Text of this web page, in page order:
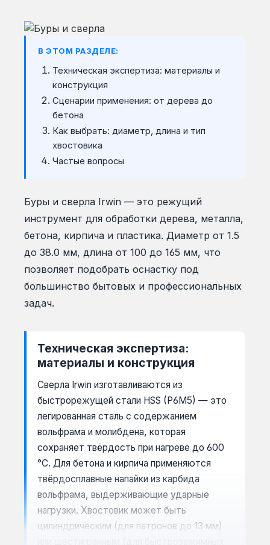
В ЭТОМ РАЗДЕЛЕ:
Техническая экспертиза: материалы и
конструкция
Сценарии применения: от дерева до
бетона
Как выбрать: диаметр, длина и тип
хвостовика
Частые вопросы
Буры и сверла Irwin — это режущий
инструмент для обработки дерева, металла,
бетона, кирпича и пластика. Диаметр от 1.5
до 38.0 мм, длина от 100 до 165 мм, что
позволяет подобрать оснастку под
большинство бытовых и профессиональных
задач.
Техническая экспертиза:
материалы и конструкция
Сверла Irwin изготавливаются из
быстрорежущей стали HSS (P6M5) — это
легированная сталь с содержанием
вольфрама и молибдена, которая
сохраняет твёрдость при нагреве до 600
°C. Для бетона и кирпича применяются
твёрдосплавные напайки из карбида
вольфрама, выдерживающие ударные
нагрузки. Хвостовик может быть
цилиндрическим (для патронов до 13 мм)